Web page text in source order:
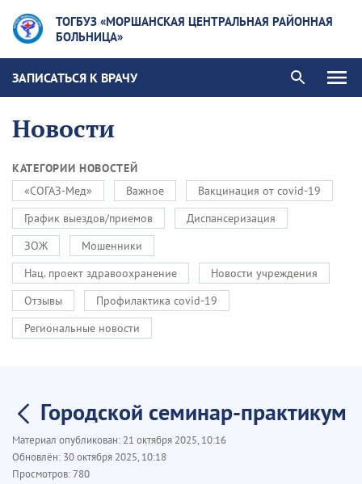
ТОГБУЗ «МОРШАНСКАЯ ЦЕНТРАЛЬНАЯ РАЙОННАЯ
БОЛЬНИЦА»
ЗАПИСАТЬСЯ К ВРАЧУ
Новости
КАТЕГОРИИ НОВОСТЕЙ
«СОГАЗ-Мед»
Важное
Вакцинация от covid-19
График выездов/приемов
Диспансеризация
ЗОЖ
Мошенники
Нац. проект здравоохранение
Новости учреждения
Отзывы
Профилактика covid-19
Региональные новости
Городской семинар-практикум
Материал опубликован: 21 октября 2025, 10:16
Обновлён: 30 октября 2025, 10:18
Просмотров:780